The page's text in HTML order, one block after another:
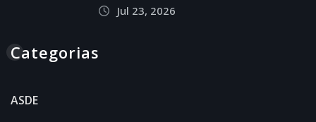
Jul 23, 2026
Categorias
ASDE